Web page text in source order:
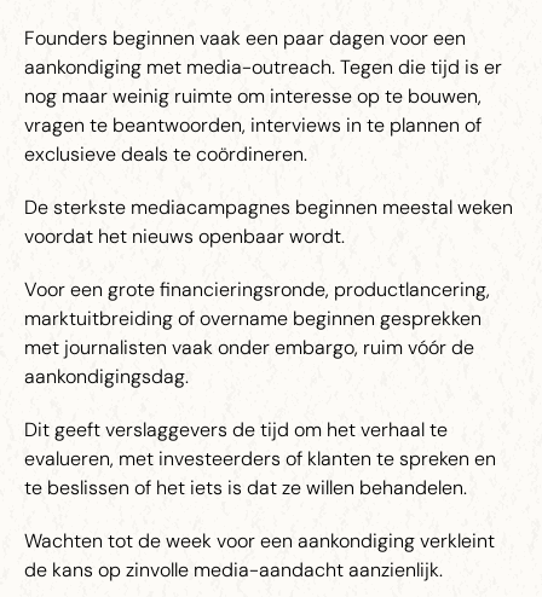
Founders beginnen vaak een paar dagen voor een
aankondiging met media-outreach. Tegen die tijd is er
nog maar weinig ruimte om interesse op te bouwen,
vragen te beantwoorden, interviews in te plannen of
exclusieve deals te coördineren.
De sterkste mediacampagnes beginnen meestal weken
voordat het nieuws openbaar wordt.
Voor een grote financieringsronde, productlancering,
marktuitbreiding of overname beginnen gesprekken
met journalisten vaak onder embargo, ruim vóór de
aankondigingsdag.
Dit geeft verslaggevers de tijd om het verhaal te
evalueren, met investeerders of klanten te spreken en
te beslissen of het iets is dat ze willen behandelen.
Wachten tot de week voor een aankondiging verkleint
de kans op zinvolle media-aandacht aanzienlijk.